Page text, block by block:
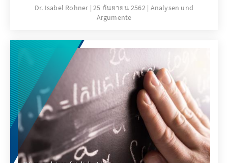
sind aufgefordert ihr Engagement in der
wissenschaftlichen Weiterbildung
Dr. Isabel Rohner 25 กันยายน 2562 Analysen und
Argumente